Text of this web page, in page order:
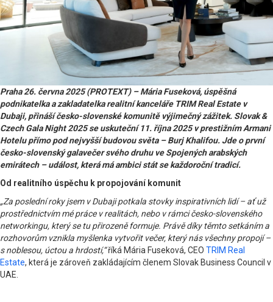
Praha 26. června 2025 (PROTEXT) – Mária Fuseková, úspěšná
podnikatelka a zakladatelka realitní kanceláře TRIM Real Estate v
Dubaji, přináší česko-slovenské komunitě výjimečný zážitek. Slovak &
Czech Gala Night 2025 se uskuteční 11. října 2025 v prestižním Armani
Hotelu přímo pod nejvyšší budovou světa – Burj Khalifou. Jde o první
česko-slovenský galavečer svého druhu ve Spojených arabských
emirátech – událost, která má ambici stát se každoroční tradicí.
Od realitního úspěchu k propojování komunit
„Za poslední roky jsem v Dubaji potkala stovky inspirativních lidí – ať už
prostřednictvím mé práce v realitách, nebo v rámci česko-slovenského
networkingu, který se tu přirozeně formuje. Právě díky těmto setkáním a
rozhovorům vznikla myšlenka vytvořit večer, který nás všechny propojí –
s noblesou, úctou a hrdostí,“říká Mária Fuseková, CEO TRIM Real
Estate, která je zároveň zakládajícím členem Slovak Business Council v
UAE.